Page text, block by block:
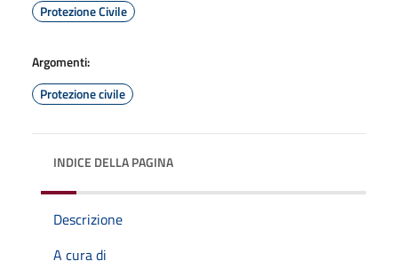
Protezione Civile
Argomenti:
Protezione civile
INDICE DELLA PAGINA
Descrizione
A cura di